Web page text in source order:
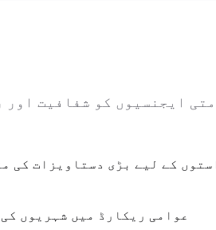
ایجنسیوں کو شفافیت اور
عوامی ریکارڈ میں شہریوں